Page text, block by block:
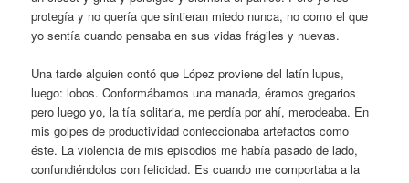
protegía y no quería que sintieran miedo nunca, no como el que
yo sentía cuando pensaba en sus vidas frágiles y nuevas.
Una tarde alguien contó que López proviene del latín lupus,
luego: lobos. Conformábamos una manada, éramos gregarios
pero luego yo, la tía solitaria, me perdía por ahí, merodeaba. En
mis golpes de productividad confeccionaba artefactos como
éste. La violencia de mis episodios me había pasado de lado,
confundiéndolos con felicidad. Es cuando me comportaba a la